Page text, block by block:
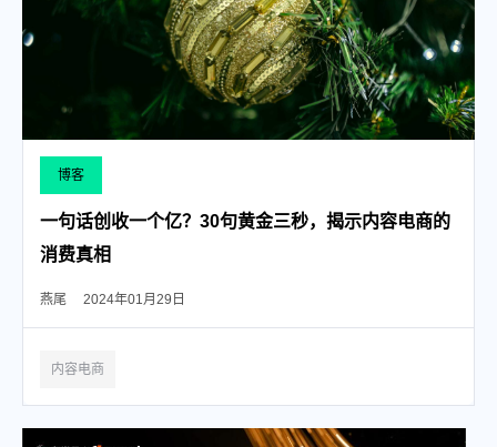
博客
一句话创收一个亿？30句黄金三秒，揭示内容电商的
消费真相
燕尾 2024年01月29日
内容电商